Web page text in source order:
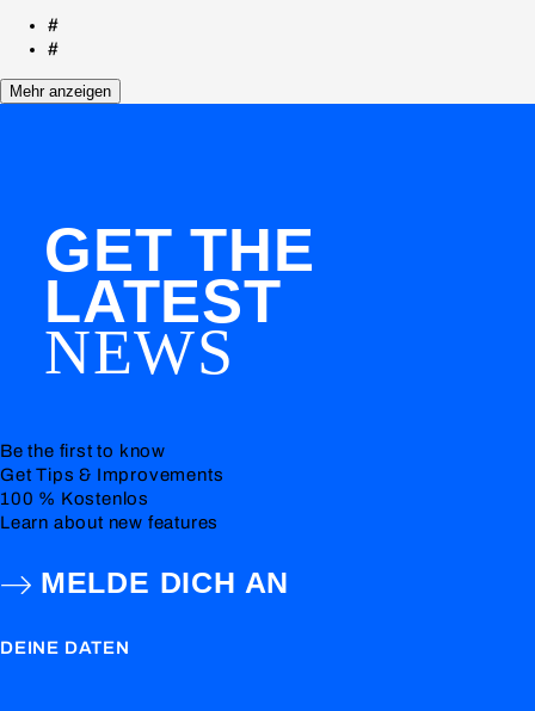
#
#
Mehr anzeigen
GET THE
LATEST
NEWS
Be the first to know
Get Tips & Improvements
100 % Kostenlos
Learn about new features
MELDE DICH AN
DEINE DATEN